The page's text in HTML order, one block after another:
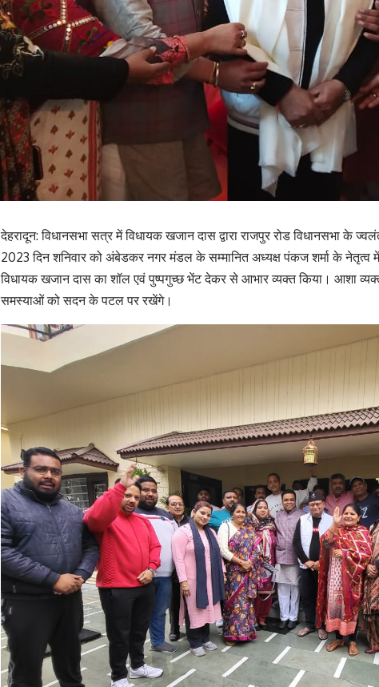
देहरादून: विधानसभा सत्र में विधायक खजान दास द्वारा राजपुर रोड विधानसभा के
2023 दिन शनिवार को अंबेडकर नगर मंडल के सम्मानित अध्यक्ष पंकज शर्मा के नेतृत्व में
विधायक खजान दास का शॉल एवं पुष्पगुच्छ भेंट देकर से आभार व्यक्त किया। आशा
समस्याओं को सदन के पटल पर रखेंगे।